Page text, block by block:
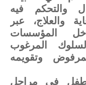
والتحكم فيه
والعلاج، عبر
المؤسسات
المرغوب
وتقويمه
في مراحل